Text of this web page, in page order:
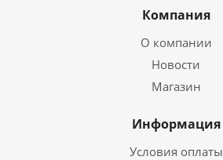
Компания
О компании
Новости
Магазин
Информация
Условия оплаты